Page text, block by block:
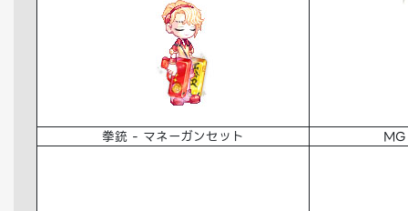
拳銃 - マネーガンセット